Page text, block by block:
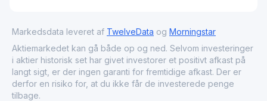
Markedsdata leveret af TwelveData og Morningstar
Aktiemarkedet kan gå både op og ned. Selvom investeringer
i aktier historisk set har givet investorer et positivt afkast på
langt sigt, er der ingen garanti for fremtidige afkast. Der er
derfor en risiko for, at du ikke får de investerede penge
tilbage.